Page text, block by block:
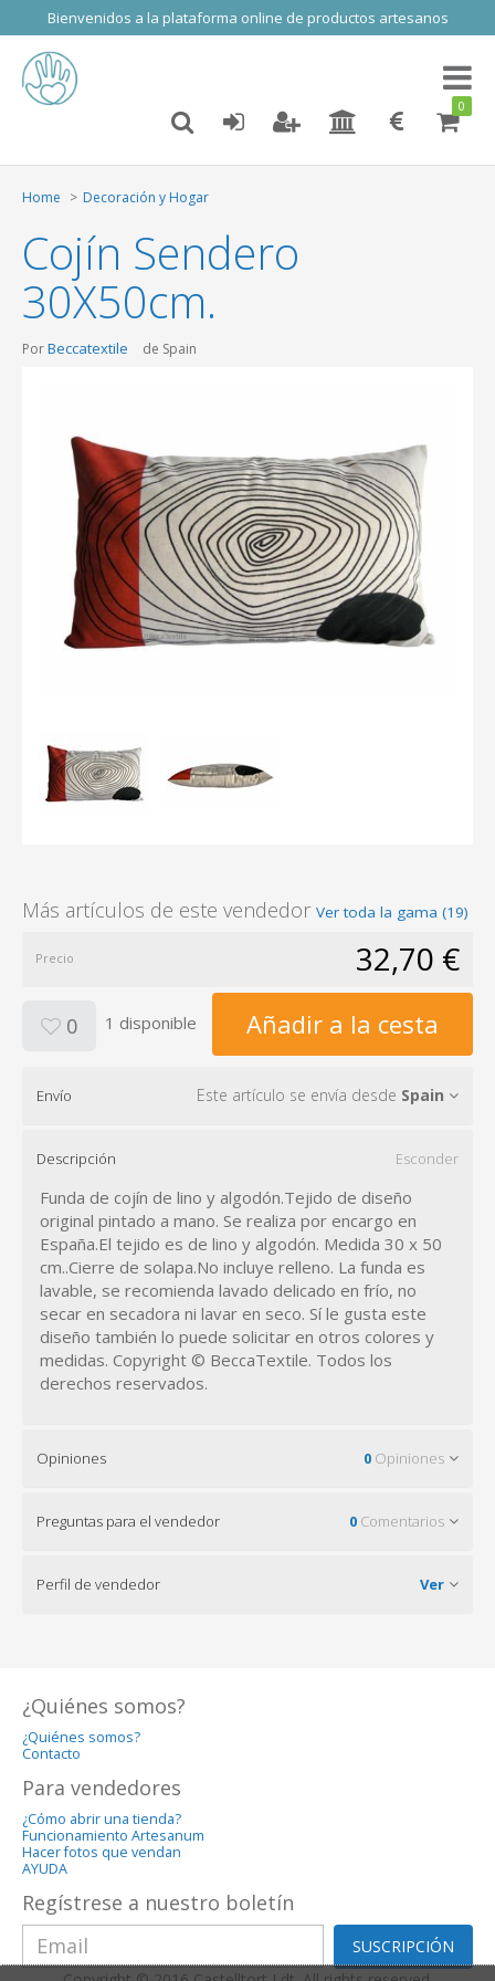
Bienvenidos a la plataforma online de productos artesanos
Toggle
0
Home Decoración y Hogar
Cojín Sendero
30X50cm.
PorBeccatextile de Spain
Más artículos de este vendedor Ver toda la gama (19)
Precio 32,70 €
0 1 disponible Añadir a la cesta
Envío Este artículo se envía desde Spain
Descripción Esconder
Funda de cojín de lino y algodón.Tejido de diseño
original pintado a mano. Se realiza por encargo en
España.El tejido es de lino y algodón. Medida 30 x 50
cm..Cierre de solapa.No incluye relleno. La funda es
lavable, se recomienda lavado delicado en frío, no
secar en secadora ni lavar en seco. Sí le gusta este
diseño también lo puede solicitar en otros colores y
medidas. Copyright © BeccaTextile. Todos los
derechos reservados.
Opiniones 0 Opiniones
Preguntas para el vendedor 0 Comentarios
Perfil de vendedor Ver
¿Quiénes somos?
¿Quiénes somos?
Contacto
Para vendedores
¿Cómo abrir una tienda?
Funcionamiento Artesanum
Hacer fotos que vendan
AYUDA
Regístrese a nuestro boletín
SUSCRIPCIÓN